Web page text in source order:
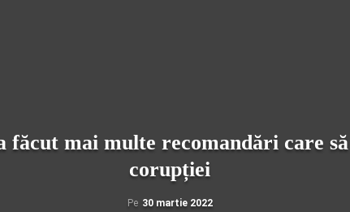
făcut mai multe recomandări care
corupției
Pe 30 martie 2022